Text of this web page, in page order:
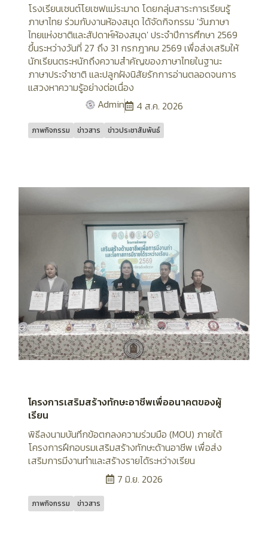
โรงเรียนเซนต์โยเซฟแม่ระมาด โดยกลุ่มสาระการเรียนรู้
ภาษาไทย ร่วมกับงานห้องสมุด ได้จัดกิจกรรม 'วันภาษา
ไทยแห่งชาติและสัปดาห์ห้องสมุด' ประจำปีการศึกษา 2569
ขึ้นระหว่างวันที่ 27 ถึง 31 กรกฎาคม 2569 เพื่อส่งเสริมให้
นักเรียนตระหนักถึงความสำคัญของภาษาไทยในฐานะ
ภาษาประจำชาติ และปลูกฝังนิสัยรักการอ่านตลอดจนการ
แสวงหาความรู้อย่างต่อเนื่อง
Admin
4 ส.ค. 2026
ภาพกิจกรรม ข่าวสาร ข่าวประชาสัมพันธ์
โครงการเสริมสร้างทักษะอาชีพเพื่ออนาคตของผู้
เรียน
พิธีลงนามบันทึกข้อตกลงความร่วมมือ (MOU) ภายใต้
โครงการฝึกอบรมเสริมสร้างทักษะด้านอาชีพ เพื่อส่ง
เสริมการมีงานทำและสร้างรายได้ระหว่างเรียน
7 มิ.ย. 2026
ภาพกิจกรรม ข่าวสาร